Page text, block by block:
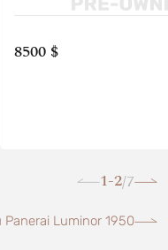
8500 $
1-2/7
Panerai Luminor 1950